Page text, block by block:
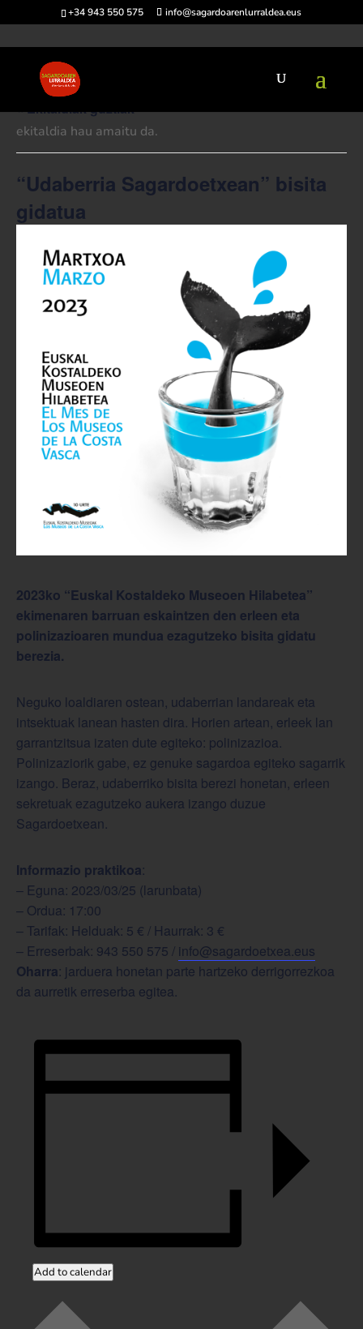
+34 943 550 575 info@sagardoarenlurraldea.eus
« Ekitaldiak guztiak
ekitaldia hau amaitu da.
“Udaberria Sagardoetxean” bisita
gidatua
2023ko “Euskal Kostaldeko Museoen Hilabetea”
ekimenaren barruan eskaintzen den erleen eta
polinizazioaren mundua ezagutzeko bisita gidatu
berezia.
Neguko loaldiaren ostean, udaberrian landareak eta
intsektuak lanean hasten dira. Horien artean, erleek lan
garrantzitsua izaten dute egiteko: polinizazioa.
Polinizaziorik gabe, ez genuke sagardoa egiteko sagarrik
izango. Beraz, udaberriko bisita berezi honetan, erleen
sekretuak ezagutzeko aukera izango duzue
Sagardoetxean.
Informazio praktikoa:
– Eguna: 2023/03/25 (larunbata)
– Ordua: 17:00
– Tarifak: Helduak: 5 € / Haurrak: 3 €
– Erreserbak: 943 550 575 / info@sagardoetxea.eus
Oharra: jarduera honetan parte hartzeko derrigorrezkoa
da aurretik erreserba egitea.
Add to calendar